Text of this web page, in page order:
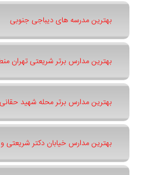
بهترین مدرسه های دیباجی جنوبی
بهترین مدارس برتر شریعتی تهران
بهترین مدارس برتر محله شهید حقانی
بهترین مدارس خیابان دکتر شریعتی